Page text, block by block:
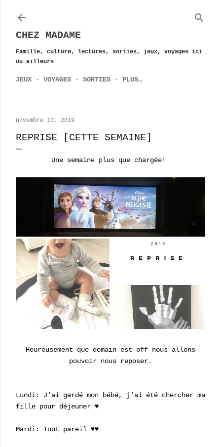
CHEZ MADAME
Famille, culture, lectures, sorties, jeux, voyages ici
ou ailleurs
JEUX VOYAGES SORTIES PLUS…
novembre 10, 2019
REPRISE [CETTE SEMAINE]
Une semaine plus que chargée!
Heureusement que demain est off nous allons
pouvoir nous reposer.
Lundi: J'ai gardé mon bébé, j'ai été chercher ma
fille pour déjeuner ♥
Mardi: Tout pareil ♥♥